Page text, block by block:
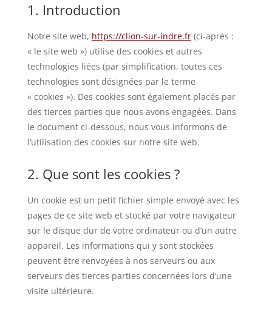
1. Introduction
Notre site web, https://clion-sur-indre.fr(ci-après :
« le site web ») utilise des cookies et autres
technologies liées (par simplification, toutes ces
technologies sont désignées par le terme
« cookies »). Des cookies sont également placés par
des tierces parties que nous avons engagées. Dans
le document ci-dessous, nous vous informons de
l’utilisation des cookies sur notre site web.
2. Que sont les cookies ?
Un cookie est un petit fichier simple envoyé avec les
pages de ce site web et stocké par votre navigateur
sur le disque dur de votre ordinateur ou d’un autre
appareil. Les informations qui y sont stockées
peuvent être renvoyées à nos serveurs ou aux
serveurs des tierces parties concernées lors d’une
visite ultérieure.